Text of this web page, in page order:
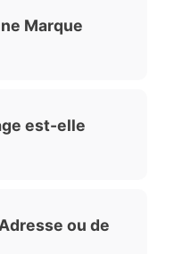
Marque
est-elle
ou de